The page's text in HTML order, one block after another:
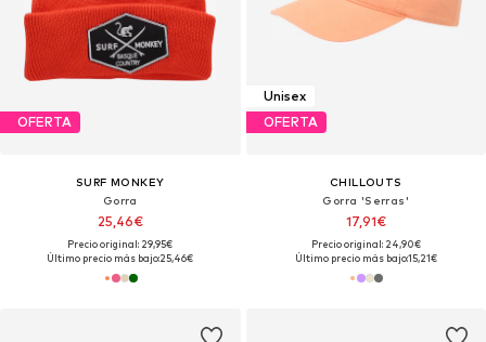
OFERTA
SURF MONKEY
Gorra
25,46€
Precio original: 29,95€
Último precio más bajo:25,46€
Unisex
OFERTA
CHILLOUTS
Gorra 'Serras'
17,91€
Precio original: 24,90€
Último precio más bajo:15,21€